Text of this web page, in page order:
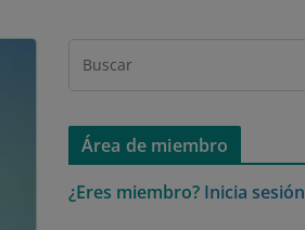
Área de miembro
¿Eres miembro? Inicia sesión